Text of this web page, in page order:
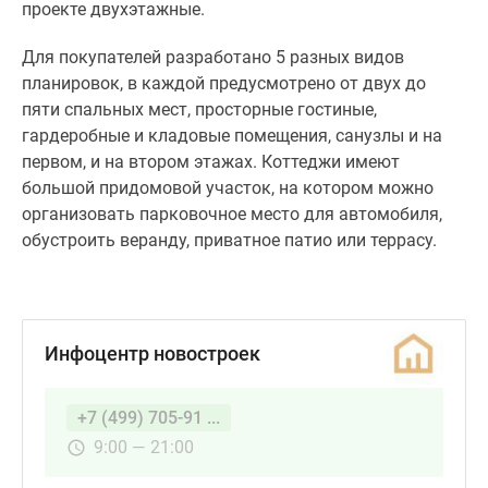
кладовые
помещения,
санузлы
первом,
и
втором
этажах.
придомовой
котором
можно
проекте двухэтажные.
Для покупателей разработано 5 разных видов
планировок, в каждой предусмотрено от двух до
пяти спальных мест, просторные гостиные,
гардеробные и кладовые помещения, санузлы и на
первом, и на втором этажах. Коттеджи имеют
большой придомовой участок, на котором можно
организовать парковочное место для автомобиля,
обустроить веранду, приватное патио или террасу.
Инфоцентр новостроек
+7 (499) 705-91 ...
9:00 — 21:00